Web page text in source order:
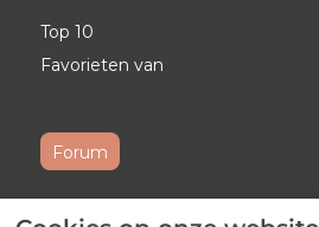
Top 10
Favorieten van
Forum